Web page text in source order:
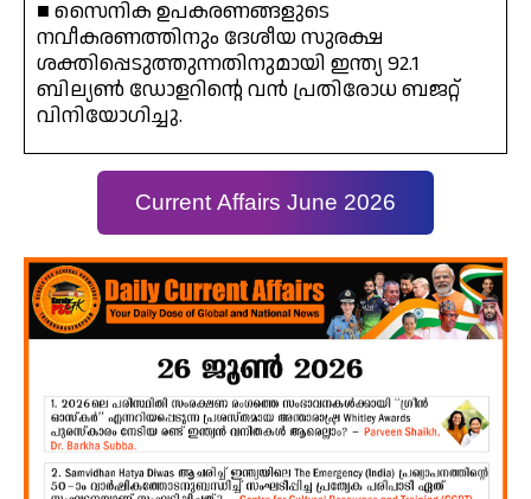
■ സൈനിക ഉപകരണങ്ങളുടെ
നവീകരണത്തിനും ദേശീയ സുരക്ഷ
ശക്തിപ്പെടുത്തുന്നതിനുമായി ഇന്ത്യ 92.1
ബില്യൺ ഡോളറിന്റെ വൻ പ്രതിരോധ ബജറ്റ്
വിനിയോഗിച്ചു.
Current Affairs June 2026